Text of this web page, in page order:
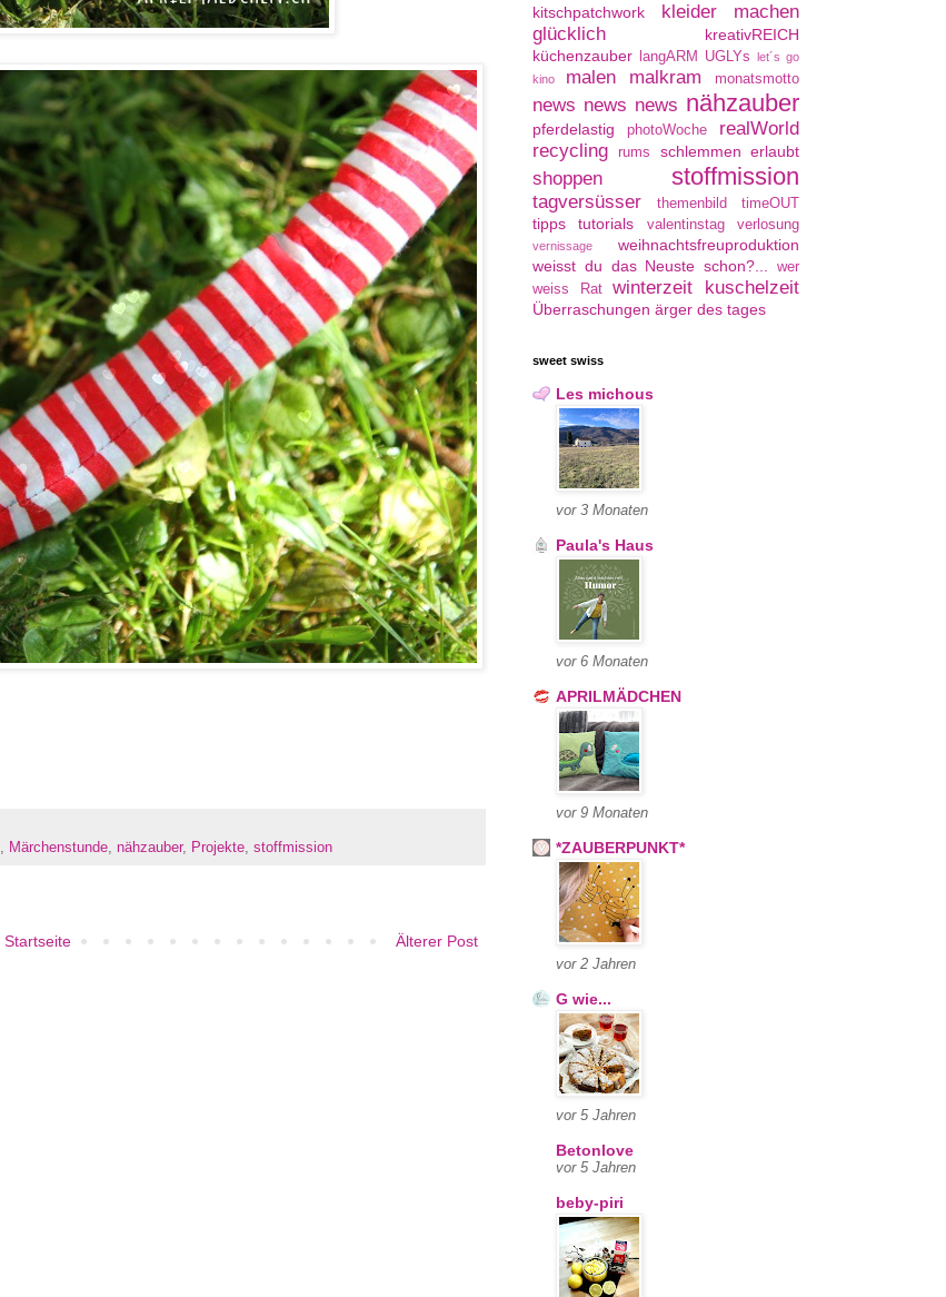
, Märchenstunde, nähzauber, Projekte, stoffmission
Älterer Post
Startseite
kitschpatchwork
kleider machen
glücklich
kreativREICH
küchenzauber
langARM UGLYs let´s go
kino
malen malkram monatsmotto
news news news nähzauber
pferdelastig photoWoche
realWorld
recycling
rums schlemmen erlaubt
shoppen stoffmission
tagversüsser themenbild timeOUT
tipps tutorials valentinstag verlosung
vernissage
weihnachtsfreuproduktion
weisst du das Neuste schon?...
wer
weiss Rat
winterzeit kuschelzeit
Überraschungen ärger des tages
sweet swiss
Les michous
vor 3 Monaten
Paula's Haus
vor 6 Monaten
APRILMÄDCHEN
vor 9 Monaten
*ZAUBERPUNKT*
vor 2 Jahren
G wie...
vor 5 Jahren
Betonlove
vor 5 Jahren
beby-piri